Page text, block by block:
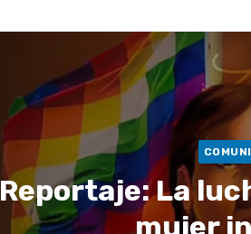
Reportaje: La
mujer